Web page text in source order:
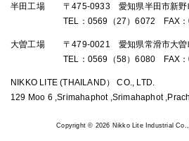
半田工場 〒475-0933 愛知県半田市新野
TEL：0569（27）6072 FAX
大曽工場 〒479-0021 愛知県常滑市大曽
TEL：0569（58）6080 FAX
NIKKO LITE (THAILAND） CO., LTD.
129 Moo 6 ,Srimahaphot ,Srimahaphot
Copyright © 2026 Nikko Lite Industrial